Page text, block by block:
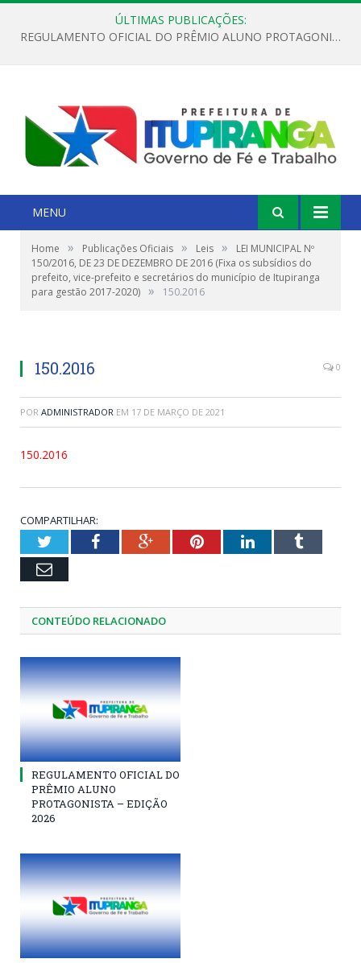
ÚLTIMAS PUBLICAÇÕES:
REGULAMENTO OFICIAL DO PRÊMIO ALUNO PROTAGONISTA – EDIÇÃO 2026
MENU
Home » Publicações Oficiais » Leis »
LEI MUNICIPAL Nº
150/2016, DE 23 DE DEZEMBRO DE 2016 (Fixa os subsídios do
prefeito, vice-prefeito e secretários do município de Itupiranga
para gestão 2017-2020) » 150.2016
150.2016 0
POR ADMINISTRADOR EM 17 DE MARÇO DE 2021
150.2016
COMPARTILHAR:
TwitterFacebookGoogle+PinterestLinkedInTumblr
Email
CONTEÚDO RELACIONADO
REGULAMENTO OFICIAL DO
PRÊMIO ALUNO
PROTAGONISTA – EDIÇÃO
2026